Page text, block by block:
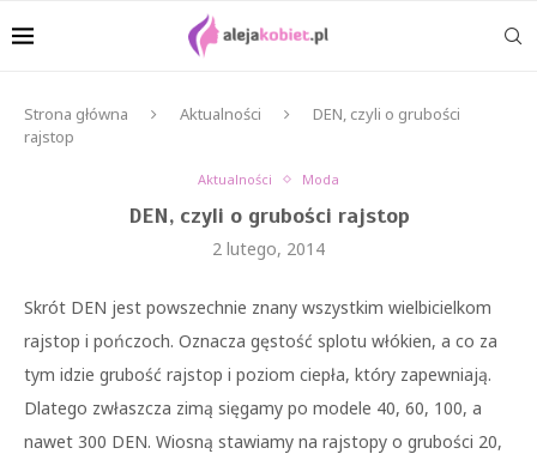
Strona główna Aktualności
DEN, czyli o grubości
rajstop
Aktualności Moda
DEN, czyli o grubości rajstop
2 lutego, 2014
Skrót DEN jest powszechnie znany wszystkim wielbicielkom
rajstop i pończoch. Oznacza gęstość splotu włókien, a co za
tym idzie grubość rajstop i poziom ciepła, który zapewniają.
Dlatego zwłaszcza zimą sięgamy po modele 40, 60, 100, a
nawet 300 DEN. Wiosną stawiamy na rajstopy o grubości 20,